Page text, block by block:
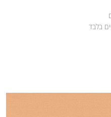
בלבד